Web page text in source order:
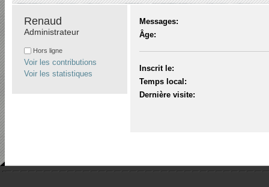
Renaud
Administrateur
Hors ligne
Voir les contributions
Voir les statistiques
Messages:
Âge:
Inscrit le:
Temps local:
Dernière visite: